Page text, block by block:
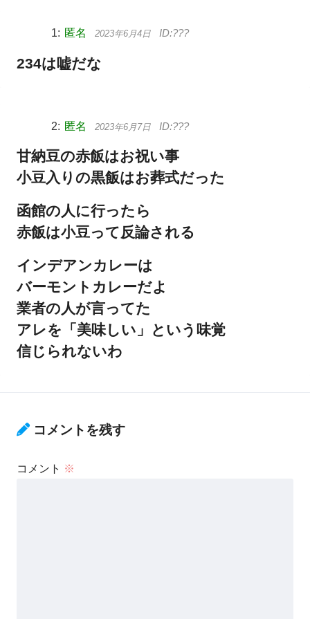
匿名 2023年6月4日
234は嘘だな
匿名 2023年6月7日
甘納豆の赤飯はお祝い事
小豆入りの黒飯はお葬式だった
函館の人に行ったら
赤飯は小豆って反論される
インデアンカレーは
バーモントカレーだよ
業者の人が言ってた
アレを「美味しい」という味覚
信じられないわ
コメントを残す
コメント ※